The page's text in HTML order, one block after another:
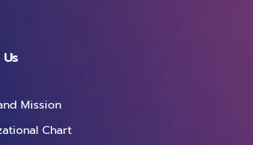
Mission
Chart